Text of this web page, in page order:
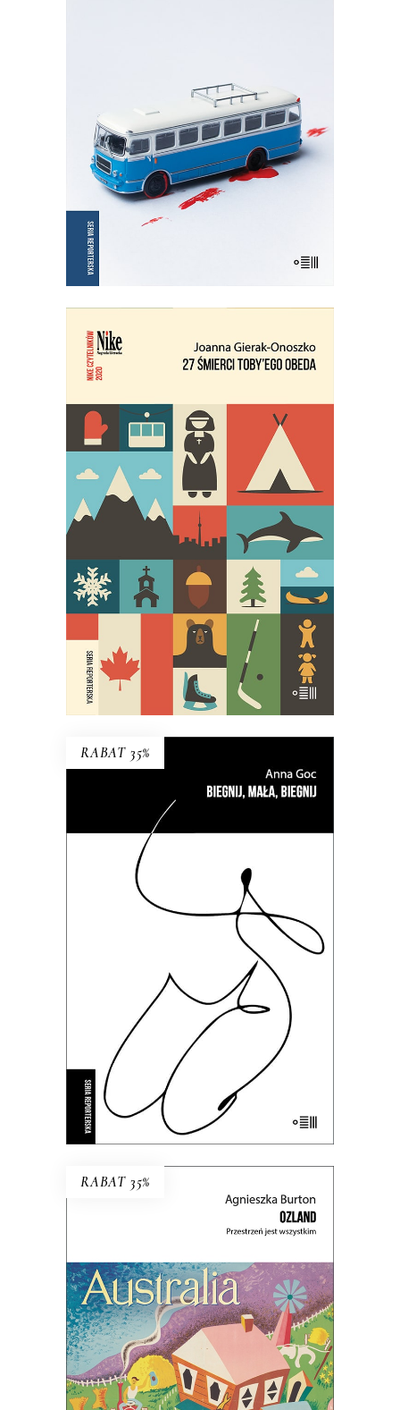
35.75
KSIĄŻKA DO KOSZYKA
E-BOOK DO KOSZYKA
27 ŚMIERCI TOBY’EGO OBEDA
Najgłośniejszy debiut reporterski
ostatnich lat!
29.95
RABAT 35%
E-BOOK DO KOSZYKA
BIEGNIJ, MAŁA, BIEGNIJ
To kameralne reportaże o
intymnych tragediach, zmaganiach
z systemem i doświadczeniach nie
do zapomnienia.
54.90 35.69zł
KSIĄŻKA DO KOSZYKA
RABAT 35%
OZLAND. PRZESTRZEŃ JEST
WSZYSTKIM
Ludzie nie posiadają krainy – to ona
posiada ludzi.
69.90zł 45.44zł